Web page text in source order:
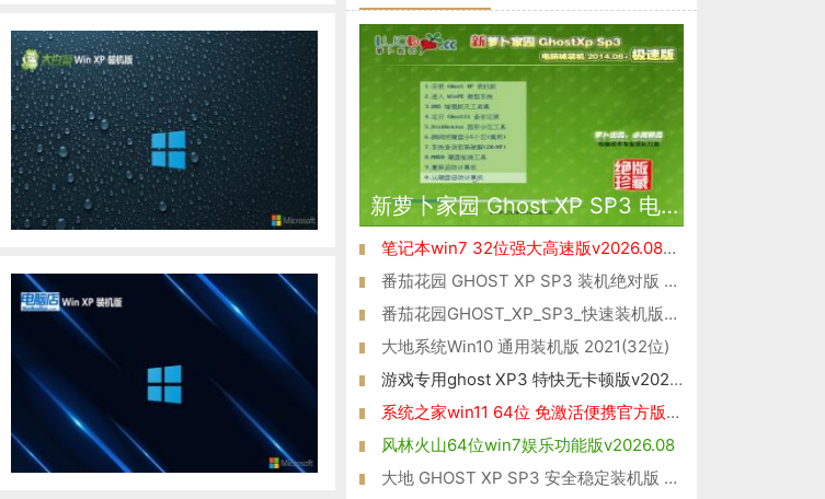
新萝卜家园 Ghost XP SP3 电脑城极速装机版 2014.08+
笔记本win7 32位强大高速版v2026.08免激活
番茄花园 GHOST XP SP3 装机绝对版 V2016.03
番茄花园GHOST_XP_SP3_快速装机版_V2016.07
大地系统Win10 通用装机版 2021(32位)
游戏专用ghost XP3 特快无卡顿版v2026.08
系统之家win11 64位 免激活便携官方版v2021.11
风林火山64位win7娱乐功能版v2026.08
大地 GHOST XP SP3 安全稳定装机版 V2015.09